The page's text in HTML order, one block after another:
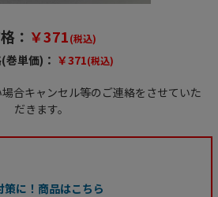
： ￥371(税込)
単価)： ￥371(税込)
合キャンセル等のご連絡をさせていた
だきます。
策に！商品はこちら